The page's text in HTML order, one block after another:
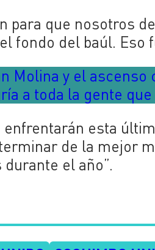
para que nosotros
fondo del baúl. Eso
Molina y el ascenso
a toda la gente
enfrentarán esta
de la mejor
el año”.